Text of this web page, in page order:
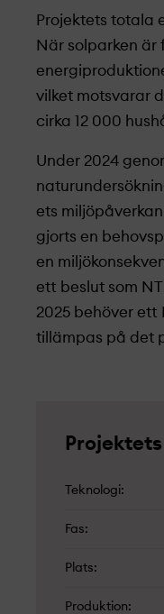
Projekt­ets totala
När solparken
vilket motsvarar
cirka 12 000
Under 2024
ets
gjorts en
en
ett beslut som
2025 behöver
tillämpas på det
Teknologi
Fas
Plats
Produktion